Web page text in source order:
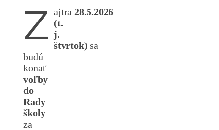
Z ajtra 28.5.2026
(t.
j.
štvrtok) sa
budú
konať
voľby
do
Rady
školy
za